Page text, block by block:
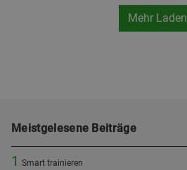
Mehr Laden
Meistgelesene Beiträge
1 Smart trainieren